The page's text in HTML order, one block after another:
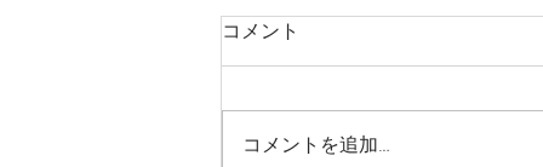
コメント
コメントを追加…